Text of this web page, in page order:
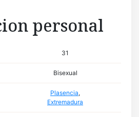
personal
31
Bisexual
Plasencia,
Extremadura